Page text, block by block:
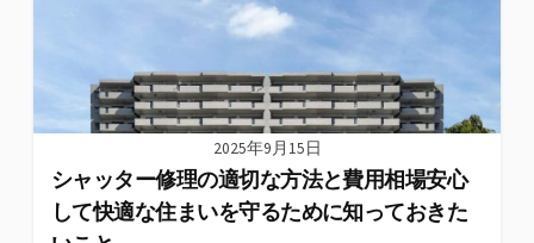
2025年9月15日
シャッター修理の適切な方法と費用相場安心
して快適な住まいを守るために知っておきた